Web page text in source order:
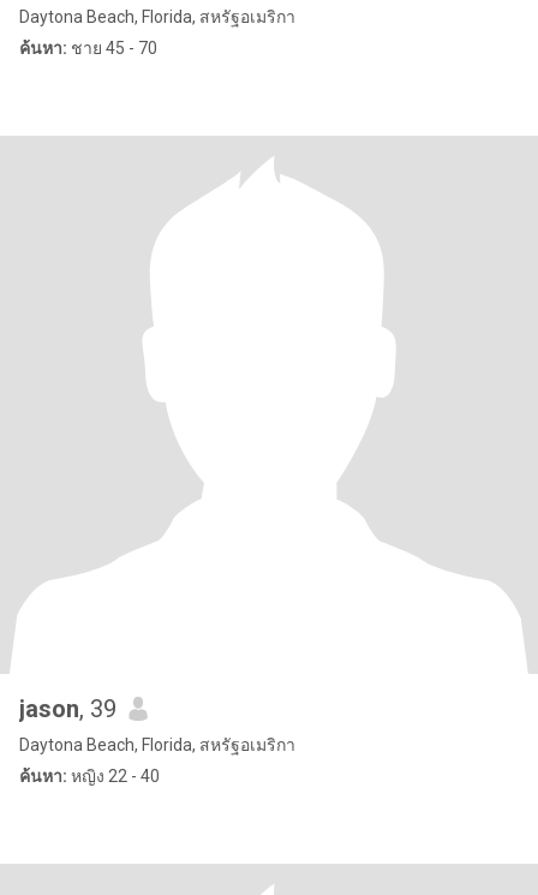
Daytona Beach, Florida, สหรัฐอเมริกา
ค้นหา: ชาย 45 - 70
jason, 39
Daytona Beach, Florida, สหรัฐอเมริกา
ค้นหา: หญิง 22 - 40